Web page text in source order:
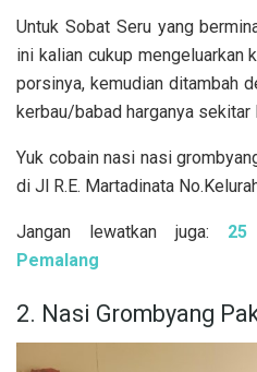
Untuk Sobat Seru yang
ini kalian cukup mengeluarkan
porsinya, kemudian ditambah
kerbau/babad harganya sekitar
Yuk cobain nasi nasi
di Jl R.E. Martadinata
Jangan lewatkan juga: 25
Pemalang
2. Nasi Grombyang